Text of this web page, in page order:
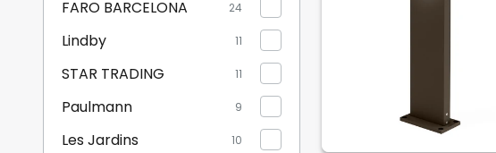
...)
FARO BARCELONA 24
Lindby 11
STAR TRADING 11
Paulmann 9
Les Jardins 10